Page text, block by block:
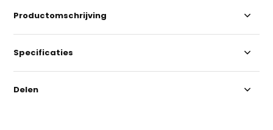
Productomschrijving
Specificaties
Delen